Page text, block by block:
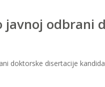
javnoj odbrani
doktorske disertacije